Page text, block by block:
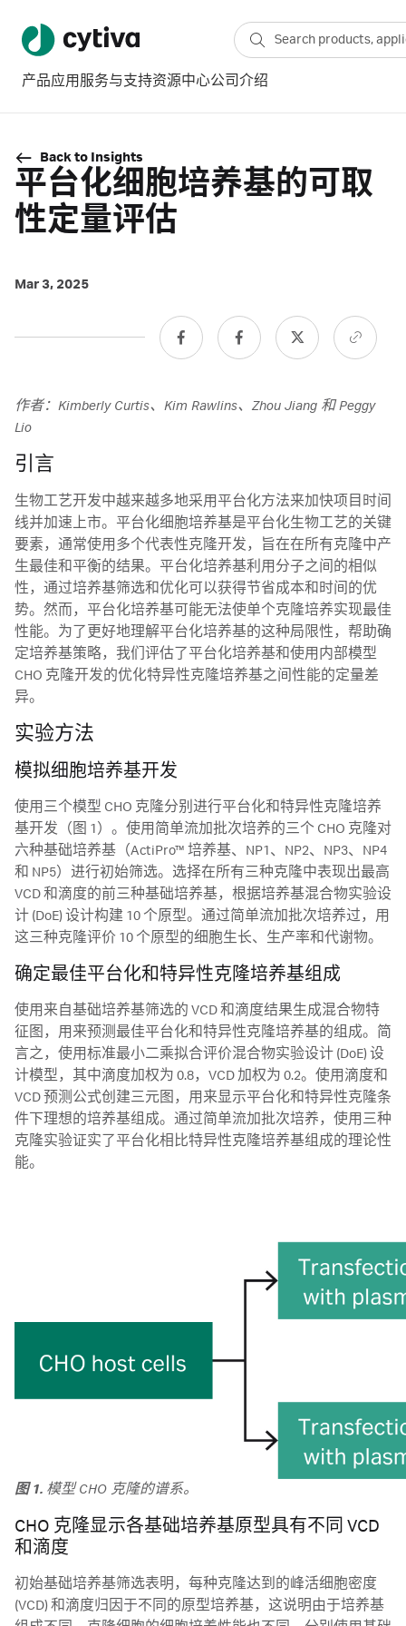
产品应用 服务与支持资源中心公司介绍
Back to Insights
平台化细胞培养基的可取
性定量评估
Mar 3, 2025
作者：Kimberly Curtis、Kim Rawlins、Zhou Jiang 和 Peggy
Lio
引言
生物工艺开发中越来越多地采用平台化方法来加快项目时间
线并加速上市。平台化细胞培养基是平台化生物工艺的关键
要素，通常使用多个代表性克隆开发，旨在在所有克隆中产
生最佳和平衡的结果。平台化培养基利用分子之间的相似
性，通过培养基筛选和优化可以获得节省成本和时间的优
势。然而，平台化培养基可能无法使单个克隆培养实现最佳
性能。为了更好地理解平台化培养基的这种局限性，帮助确
定培养基策略，我们评估了平台化培养基和使用内部模型
CHO 克隆开发的优化特异性克隆培养基之间性能的定量差
异。
实验方法
模拟细胞培养基开发
使用三个模型 CHO 克隆分别进行平台化和特异性克隆培养
基开发（图 1）。使用简单流加批次培养的三个 CHO 克隆对
六种基础培养基（ActiPro™ 培养基、NP1、NP2、NP3、NP4
和 NP5）进行初始筛选。选择在所有三种克隆中表现出最高
VCD 和滴度的前三种基础培养基，根据培养基混合物实验设
计 (DoE) 设计构建 10 个原型。通过简单流加批次培养过，用
这三种克隆评价 10 个原型的细胞生长、生产率和代谢物。
确定最佳平台化和特异性克隆培养基组成
使用来自基础培养基筛选的 VCD 和滴度结果生成混合物特
征图，用来预测最佳平台化和特异性克隆培养基的组成。简
言之，使用标准最小二乘拟合评价混合物实验设计 (DoE) 设
计模型，其中滴度加权为 0.8，VCD 加权为 0.2。使用滴度和
VCD 预测公式创建三元图，用来显示平台化和特异性克隆条
件下理想的培养基组成。通过简单流加批次培养，使用三种
克隆实验证实了平台化相比特异性克隆培养基组成的理论性
能。
图 1. 模型 CHO 克隆的谱系。
CHO 克隆显示各基础培养基原型具有不同 VCD
和滴度
初始基础培养基筛选表明，每种克隆达到的峰活细胞密度
(VCD) 和滴度归因于不同的原型培养基，这说明由于培养基